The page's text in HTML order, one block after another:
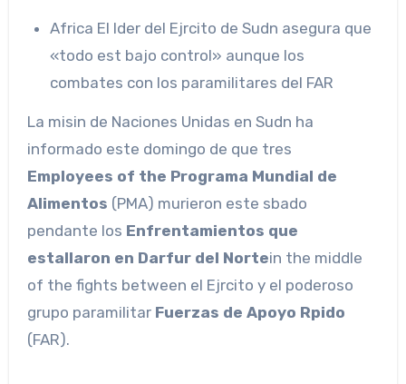
Africa El lder del Ejrcito de Sudn asegura que
«todo est bajo control» aunque los
combates con los paramilitares del FAR
La misin de Naciones Unidas en Sudn ha
informado este domingo de que tres
Employees of the Programa Mundial de
Alimentos (PMA) murieron este sbado
pendante los Enfrentamientos que
estallaron en Darfur del Nortein the middle
of the fights between el Ejrcito y el poderoso
grupo paramilitar Fuerzas de Apoyo Rpido
(FAR).